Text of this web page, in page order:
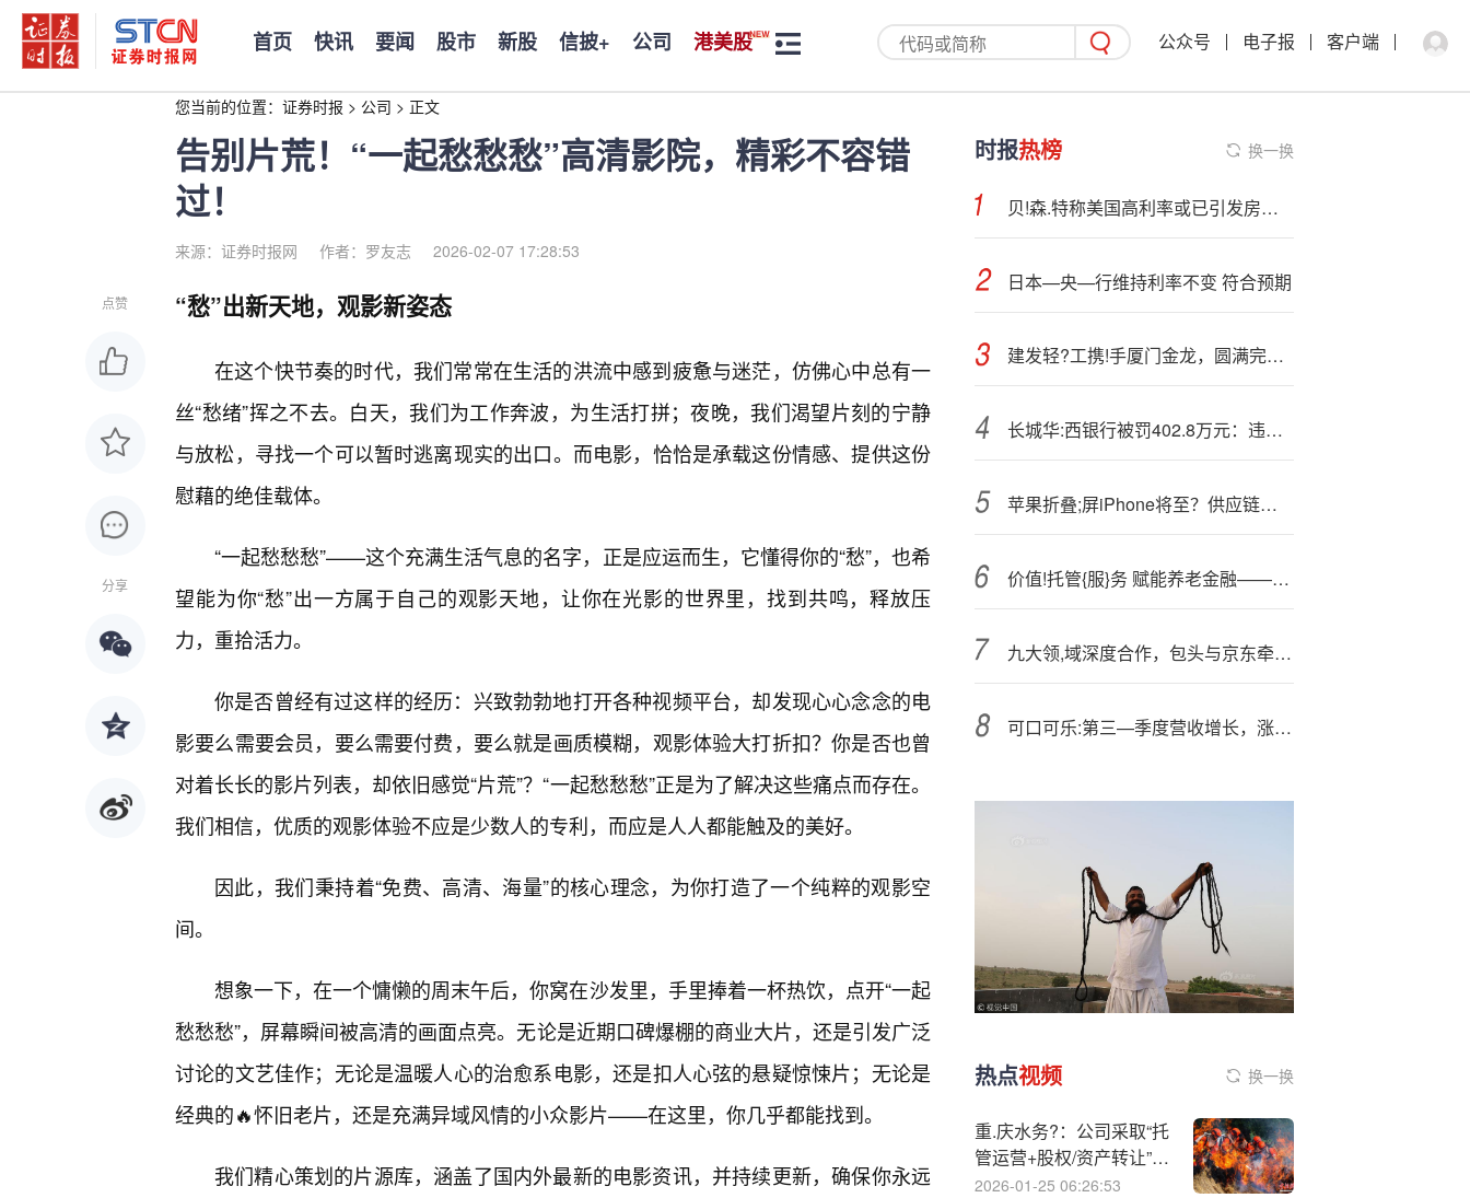
首页 快讯 要闻 股市 新股 信披+ 公司 港美股 公众号 电子报 客户端
您当前的位置： 证券时报 > 公司 > 正文
告别片荒！“一起愁愁愁”高清影院，精彩不容错
过！
来源：证券时报网 作者：罗友志 2026-02-07 17:28:53
点赞
分享
“愁”出新天地，观影新姿态
在这个快节奏的时代，我们常常在生活的洪流中感到疲惫与迷茫，仿佛心中总有一
丝“愁绪”挥之不去。白天，我们为工作奔波，为生活打拼；夜晚，我们渴望片刻的宁静
与放松，寻找一个可以暂时逃离现实的出口。而电影，恰恰是承载这份情感、提供这份
慰藉的绝佳载体。
“一起愁愁愁”——这个充满生活气息的名字，正是应运而生，它懂得你的“愁”，也希
望能为你“愁”出一方属于自己的观影天地，让你在光影的世界里，找到共鸣，释放压
力，重拾活力。
你是否曾经有过这样的经历：兴致勃勃地打开各种视频平台，却发现心心念念的电
影要么需要会员，要么需要付费，要么就是画质模糊，观影体验大打折扣？你是否也曾
对着长长的影片列表，却依旧感觉“片荒”？“一起愁愁愁”正是为了解决这些痛点而存在。
我们相信，优质的观影体验不应是少数人的专利，而应是人人都能触及的美好。
因此，我们秉持着“免费、高清、海量”的核心理念，为你打造了一个纯粹的观影空
间。
想象一下，在一个慵懒的周末午后，你窝在沙发里，手里捧着一杯热饮，点开“一起
愁愁愁”，屏幕瞬间被高清的画面点亮。无论是近期口碑爆棚的商业大片，还是引发广泛
讨论的文艺佳作；无论是温暖人心的治愈系电影，还是扣人心弦的悬疑惊悚片；无论是
经典的🔥怀旧老片，还是充满异域风情的小众影片——在这里，你几乎都能找到。
我们精心策划的片源库，涵盖了国内外最新的电影资讯，并持续更新，确保你永远
时报热榜 换一换
贝!森.特称美国高利率或已引发房地产衰退
日本—央—行维持利率不变 符合预期
建发轻?工携!手厦门金龙，圆满完成埃塞俄比亚纯电客车出口交付
长城华:西银行被罚402.8万元：违反金融统计管理规定等
苹果折叠;屏iPhone将至？供应链爆料无折痕设计，官方回应引关注
价值!托管{服}务 赋能养老金融——中信银行托管全力做好养老金融大文章
九大领,域深度合作，包头与京东牵手成功
可口可乐:第三—季度营收增长，涨价成主要推手
热点视频 换一换
重.庆水务?：公司采取“托
管运营+股权/资产转让”方
式开展供水业务专业化整
2026-01-25 06:26:53